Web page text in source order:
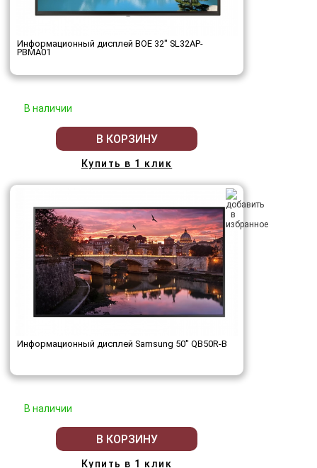
Информационный дисплей BOE 32" SL32AP-
PBMA01
В наличии
В КОРЗИНУ
Купить в 1 клик
Информационный дисплей Samsung 50" QB50R-B
В наличии
В КОРЗИНУ
Купить в 1 клик